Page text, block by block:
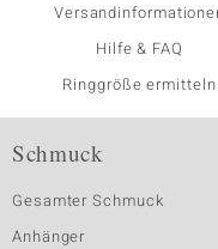
Hilfe & FAQ
Ringgröße ermitteln
Schmuck
Gesamter Schmuck
Anhänger